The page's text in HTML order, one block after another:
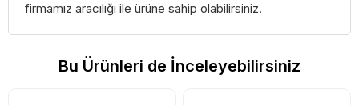
firmamız aracılığı ile ürüne sahip olabilirsiniz.
Bu Ürünleri de İnceleyebilirsiniz